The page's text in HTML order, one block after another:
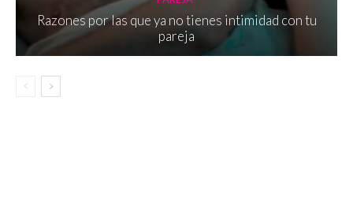
Razones por las que ya no tienes intimidad con tu
pareja